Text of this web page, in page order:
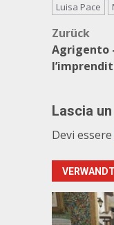
Luisa Pace
Zurück
Agrigento
Lascia
Devi essere